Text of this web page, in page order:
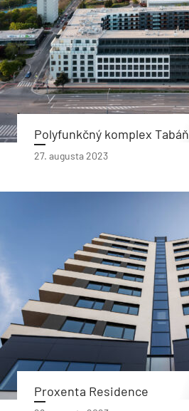
Polyfunkčný komplex Tabáň
27. augusta 2023
Proxenta Residence